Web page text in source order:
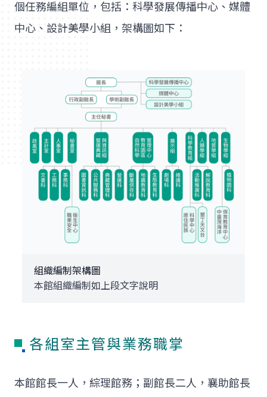
個任務編組單位，包括：科學發展傳播中心、媒體
中心、設計美學小組，架構圖如下：
組織編制架構圖
本館組織編制如上段文字說明
各組室主管與業務職掌
本館館長一人，綜理館務；副館長二人，襄助館長